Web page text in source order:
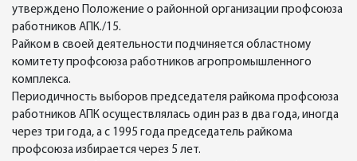
утверждено Положение о районной организации профсоюза
работников АПК./15.
Райком в своей деятельности подчиняется областному
комитету профсоюза работников агропромышленного
комплекса.
Периодичность выборов председателя райкома профсоюза
работников АПК осуществлялась один раз в два года, иногда
через три года, а с 1995 года председатель райкома
профсоюза избирается через 5 лет.